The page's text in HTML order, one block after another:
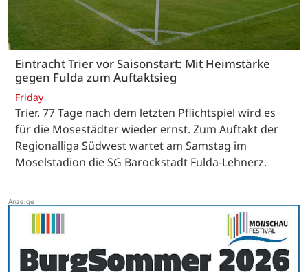
Eintracht Trier vor Saisonstart: Mit Heimstärke
gegen Fulda zum Auftaktsieg
Friday
Trier. 77 Tage nach dem letzten Pflichtspiel wird es
für die Mosestädter wieder ernst. Zum Auftakt der
Regionalliga Südwest wartet am Samstag im
Moselstadion die SG Barockstadt Fulda-Lehnerz.